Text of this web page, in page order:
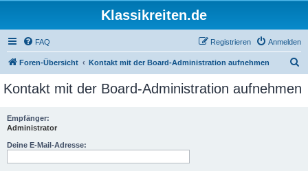
Klassikreiten.de
FAQ Anmelden
Registrieren
Foren-Übersicht Kontakt mit der Board-Administration aufnehmen
c
Kontakt mit der Board-Administration aufnehmen
Empfänger:
Administrator
Deine E-Mail-Adresse: